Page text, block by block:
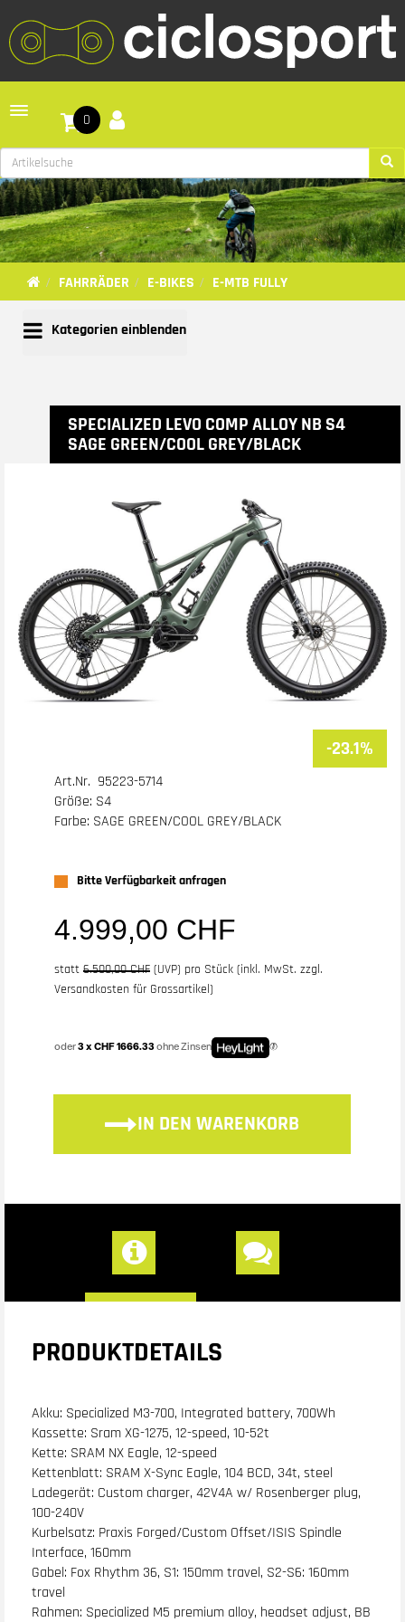
Toggle navigation
0
FAHRRÄDER E-BIKES E-MTB FULLY
Kategorien einblenden
SPECIALIZED LEVO COMP ALLOY NB S4
SAGE GREEN/COOL GREY/BLACK
Art.Nr. 95223-5714
Größe: S4
Farbe: SAGE GREEN/COOL GREY/BLACK
Bitte Verfügbarkeit anfragen
-23.1%
4.999,00 CHF
statt 6.500,00 CHF (UVP) pro Stück (inkl. MwSt. zzgl.
Versandkosten für Grossartikel)
oder3 x CHF 1666.33ohne Zinsen
IN DEN WARENKORB
PRODUKTDETAILS
Akku: Specialized M3-700, Integrated battery, 700Wh
Kassette: Sram XG-1275, 12-speed, 10-52t
Kette: SRAM NX Eagle, 12-speed
Kettenblatt: SRAM X-Sync Eagle, 104 BCD, 34t, steel
Ladegerät: Custom charger, 42V4A w/ Rosenberger plug,
100-240V
Kurbelsatz: Praxis Forged/Custom Offset/ISIS Spindle
Interface, 160mm
Gabel: Fox Rhythm 36, S1: 150mm travel, S2-S6: 160mm
travel
Rahmen: Specialized M5 premium alloy, headset adjust, BB